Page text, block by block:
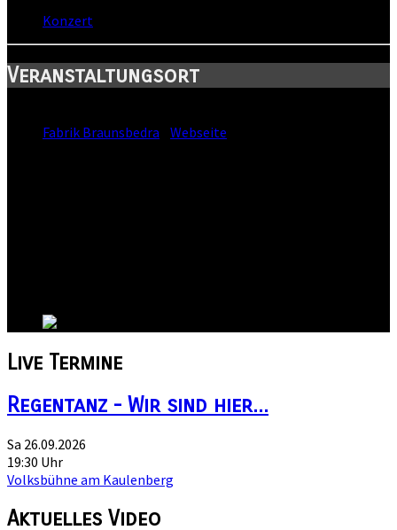
Konzert
Veranstaltungsort
Fabrik Braunsbedra
Webseite
Live Termine
Regentanz - Wir sind hier...
Sa 26.09.2026
19:30 Uhr
Volksbühne am Kaulenberg
Aktuelles Video